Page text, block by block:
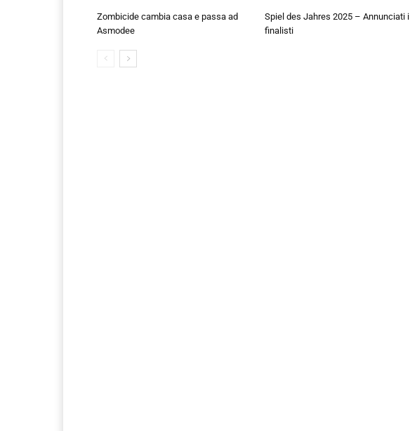
Zombicide cambia casa e passa ad
Asmodee
Spiel des Jahres 2025 – Annunciati i
finalisti